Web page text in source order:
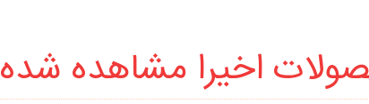
اخیرا مشاهده شده